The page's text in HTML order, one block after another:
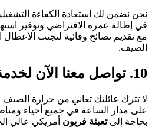
نحن نضمن لك استعادة الكفاءة
في إطالة عمره الافتراضي وتوفير
مع تقديم نصائح وقائية لتجنب
الصيف.
10. تواصل معنا الآن لخدمة صيانة فورية
لا تترك عائلتك تعاني من حرارة الصيف
على مدار الساعة في جميع أحياء
بحاجة إلىتعبئة فريون أمريكي عالي